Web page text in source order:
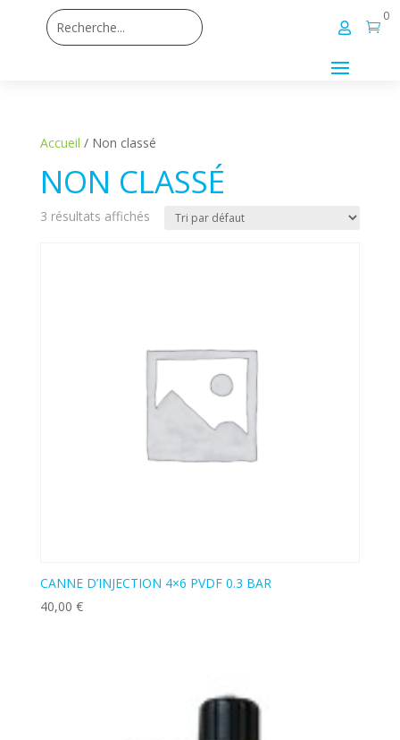
 
0
Accueil / Non classé
NON CLASSÉ
3 résultats affichés
CANNE D’INJECTION 4×6 PVDF 0.3 BAR
40,00 €